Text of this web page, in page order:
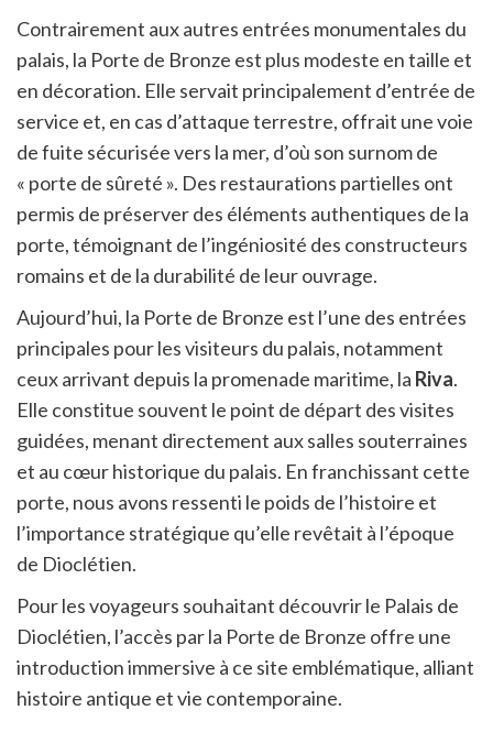
Contrairement aux autres entrées monumentales du
palais, la Porte de Bronze est plus modeste en taille et
en décoration. Elle servait principalement d’entrée de
service et, en cas d’attaque terrestre, offrait une voie
de fuite sécurisée vers la mer, d’où son surnom de
« porte de sûreté ». Des restaurations partielles ont
permis de préserver des éléments authentiques de la
porte, témoignant de l’ingéniosité des constructeurs
romains et de la durabilité de leur ouvrage.
Aujourd’hui, la Porte de Bronze est l’une des entrées
principales pour les visiteurs du palais, notamment
ceux arrivant depuis la promenade maritime, la Riva.
Elle constitue souvent le point de départ des visites
guidées, menant directement aux salles souterraines
et au cœur historique du palais. En franchissant cette
porte, nous avons ressenti le poids de l’histoire et
l’importance stratégique qu’elle revêtait à l’époque
de Dioclétien.
Pour les voyageurs souhaitant découvrir le Palais de
Dioclétien, l’accès par la Porte de Bronze offre une
introduction immersive à ce site emblématique, alliant
histoire antique et vie contemporaine.